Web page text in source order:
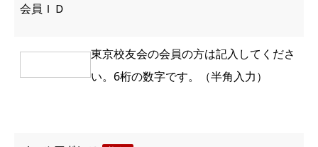
会員ＩＤ
東京校友会の会員の方は記入してくださ
い。6桁の数字です。（半角入力）